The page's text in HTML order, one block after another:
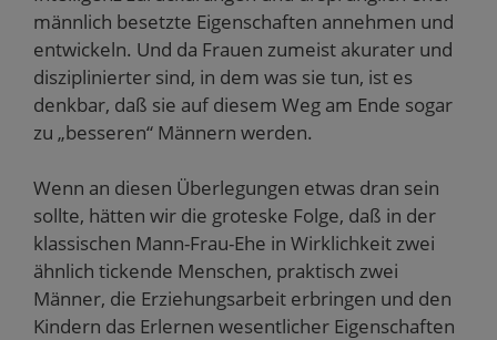
männlich besetzte Eigenschaften annehmen und
entwickeln. Und da Frauen zumeist akurater und
disziplinierter sind, in dem was sie tun, ist es
denkbar, daß sie auf diesem Weg am Ende sogar
zu „besseren“ Männern werden.
Wenn an diesen Überlegungen etwas dran sein
sollte, hätten wir die groteske Folge, daß in der
klassischen Mann-Frau-Ehe in Wirklichkeit zwei
ähnlich tickende Menschen, praktisch zwei
Männer, die Erziehungsarbeit erbringen und den
Kindern das Erlernen wesentlicher Eigenschaften